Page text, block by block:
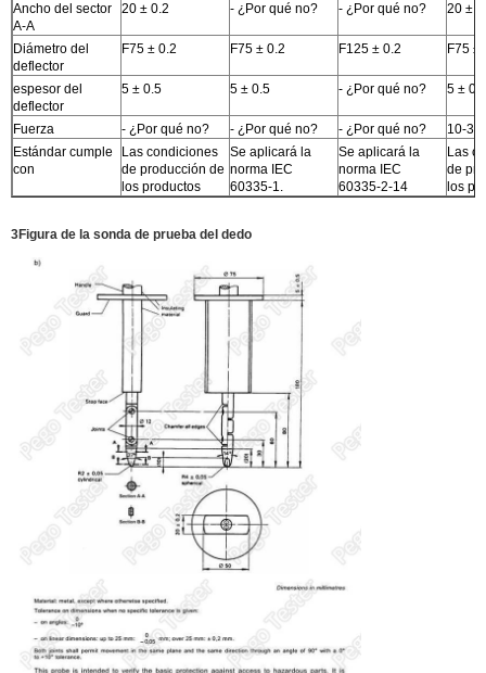
Ancho del sector
A-A
20 ± 0.2 - ¿Por qué no? - ¿Por qué no? 20 ±
Diámetro del
deflector
F75 ± 0.2 F75 ± 0.2 F125 ± 0.2 F75 ±
espesor del
deflector
5 ± 0.5 5 ± 0.5 - ¿Por qué no? 5 ± 0.5
Fuerza - ¿Por qué no? - ¿Por qué no? - ¿Por qué no?
10-
Estándar cumple
con
Las condiciones
de producción de
los productos
Se aplicará la
norma IEC
60335-1.
Se aplicará la
norma IEC
60335-2-14
Las
de
los
3Figura de la sonda de prueba del dedo